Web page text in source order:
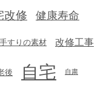
改修 健康寿命
手すりの素材 改修工事
後 自宅 自粛